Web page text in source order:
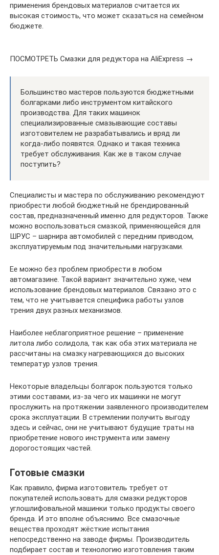
применения брендовых материалов считается их
высокая стоимость, что может сказаться на семейном
бюджете.
ПОСМОТРЕТЬ Смазки для редуктора на AliExpress →
Большинство мастеров пользуются бюджетными
болгарками либо инструментом китайского
производства. Для таких машинок
специализированные смазывающие составы
изготовителем не разрабатывались и вряд ли
когда-либо появятся. Однако и такая техника
требует обслуживания. Как же в таком случае
поступить?
Специалисты и мастера по обслуживанию рекомендуют
приобрести любой бюджетный не брендированный
состав, предназначенный именно для редукторов. Также
можно воспользоваться смазкой, применяющейся для
ШРУС – шарнира автомобилей с передним приводом,
эксплуатируемым под значительными нагрузками.
Ее можно без проблем приобрести в любом
автомагазине. Такой вариант значительно хуже, чем
использование брендовых материалов. Связано это с
тем, что не учитывается специфика работы узлов
трения двух разных механизмов.
Наиболее неблагоприятное решение – применение
литола либо солидола, так как оба этих материала не
рассчитаны на смазку нагревающихся до высоких
температур узлов трения.
Некоторые владельцы болгарок пользуются только
этими составами, из-за чего их машинки не могут
прослужить на протяжении заявленного производителем
срока эксплуатации. В стремлении получить выгоду
здесь и сейчас, они не учитывают будущие траты на
приобретение нового инструмента или замену
дорогостоящих частей.
Готовые смазки
Как правило, фирма изготовитель требует от
покупателей использовать для смазки редукторов
углошлифовальной машинки только продукты своего
бренда. И это вполне объяснимо. Все смазочные
вещества проходят жёсткие испытания
непосредственно на заводе фирмы. Производитель
подбирает состав и технологию изготовления таким